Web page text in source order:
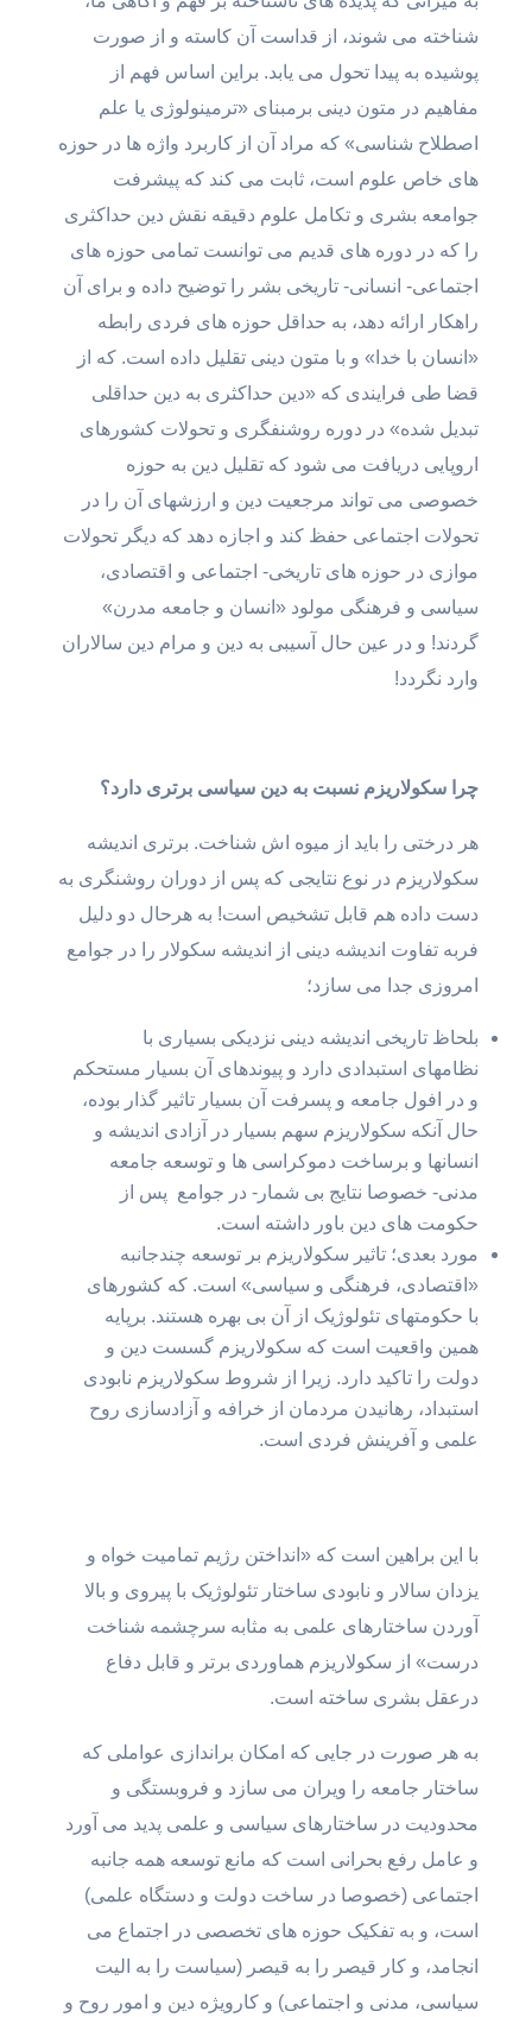
شناخته می شوند، از قداست آن کاسته و از صورت
پوشیده به پیدا تحول می یابد. براین اساس فهم از
مفاهیم در متون دینی برمبنای «ترمینولوژی یا علم
اصطلاح شناسی» که مراد آن از کاربرد واژه ها در حوزه
های خاص علوم است،‌ ثابت می کند که پیشرفت
جوامعه بشری و تکامل علوم دقیقه نقش دین حداکثری
را که در دوره های قدیم می توانست تمامی حوزه های
اجتماعی- انسانی- تاریخی بشر را توضیح داده و برای آن
راهکار ارائه دهد،‌ به حداقل حوزه های فردی رابطه
«انسان با خدا» و با متون دینی تقلیل داده است. که از
قضا طی فرایندی که «دین حداکثری به دین حداقلی
تبدیل شده» در دوره روشنفگری و تحولات کشورهای
اروپایی دریافت می شود که تقلیل دین به حوزه
خصوصی می تواند مرجعیت دین و ارزشهای آن را در
تحولات اجتماعی حفظ کند و اجازه دهد که دیگر تحولات
موازی در حوزه های تاریخی- اجتماعی و اقتصادی،
سیاسی و فرهنگی مولود «انسان و جامعه مدرن»
گردند! و در عین حال آسیبی به دین و مرام دین سالاران
وارد نگردد!
چرا سکولاریزم نسبت به دین سیاسی برتری دارد؟
هر درختی را باید از میوه اش شناخت. برتری اندیشه
سکولاریزم در نوع نتایجی که پس از دوران روشنگری به
دست داده هم قابل تشخیص است! به هرحال دو دلیل
فربه تفاوت اندیشه دینی از اندیشه سکولار را در جوامع
امروزی جدا می سازد؛
بلحاظ تاریخی اندیشه دینی نزدیکی بسیاری با
نظامهای استبدادی دارد و پیوندهای آن بسیار مستحکم
و در افول جامعه و پسرفت آن بسیار تاثیر گذار بوده،
حال آنکه سکولاریزم سهم بسیار در آزادی اندیشه‌ و
انسانها و برساخت دموکراسی ها و توسعه جامعه
مدنی- خصوصا نتایج بی شمار- در جوامع پس از
حکومت های دین باور داشته است.
مورد بعدی؛ تاثیر سکولاریزم بر توسعه چندجانبه
«اقتصادی، فرهنگی و سیاسی» است. که کشورهای
با حکومتهای تئولوژیک از آن بی بهره هستند. برپایه
همین واقعیت است که سکولاریزم گسست دین و
دولت را تاکید دارد. زیرا از شروط سکولاریزم نابودی
استبداد، رهانیدن مردمان از خرافه و آزادسازی روح
علمی و آفرینش فردی است.
با این براهین است که «انداختن رژیم تمامیت خواه و
یزدان سالار و نابودی ساختار تئولوژیک با پیروی و بالا
آوردن ساختارهای علمی به مثابه سرچشمه شناخت
درست» از سکولاریزم هماوردی برتر و قابل دفاع
درعقل بشری ساخته است.
به هر صورت در جایی که امکان براندازی عواملی که
ساختار جامعه را ویران می سازد و فروبستگی و
محدودیت در ساختارهای سیاسی و علمی پدید می آورد
و عامل رفع بحرانی است که مانع توسعه همه جانبه
اجتماعی (خصوصا در ساخت دولت و دستگاه علمی)
است، و به تفکیک حوزه های تخصصی در اجتماع می
انجامد، و کار قیصر را به قیصر (سیاست را به الیت
سیاسی، مدنی و اجتماعی) و کارویژه دین و امور روح و